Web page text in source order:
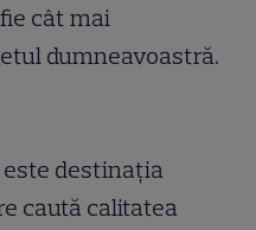
cât mai
dumneavoastră.
este destinația
caută calitatea